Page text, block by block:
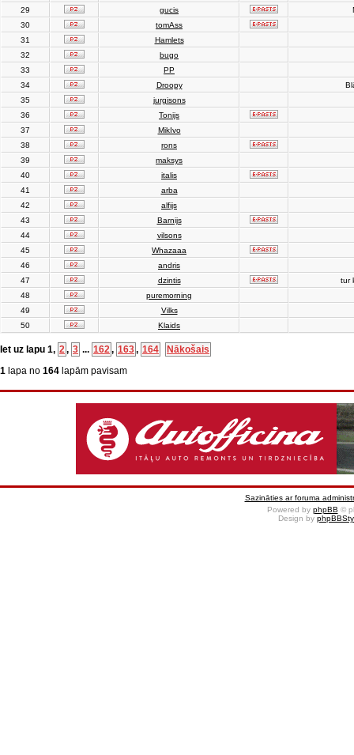
29
gucis
30
tomAss
31
Hamlets
32
bugo
33
PP
34
Droopy
35
jurgisons
36
Tonijs
37
MikIvo
38
rons
39
maksys
40
italis
41
arba
42
alfijs
43
Barnijs
44
vilsons
45
Whazaaa
46
andris
47
dzintis
tur
48
puremorning
49
Vilks
50
Klaids
Iet uz lapu 1, 2, 3 ... 162, 163, 164
Nākošais
1 lapa no 164 lapām pavisam
Sazināties ar foruma
Powered by phpBB ©
Design by